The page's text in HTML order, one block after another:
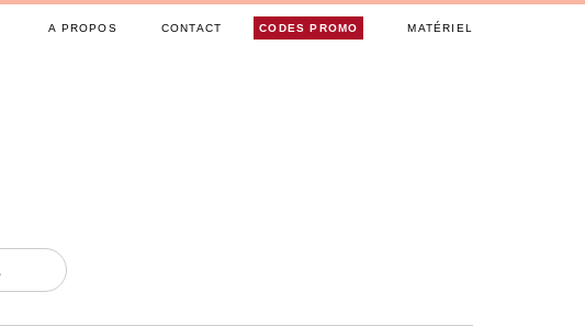
A PROPOS CONTACT CODES PROMO MATÉRIEL